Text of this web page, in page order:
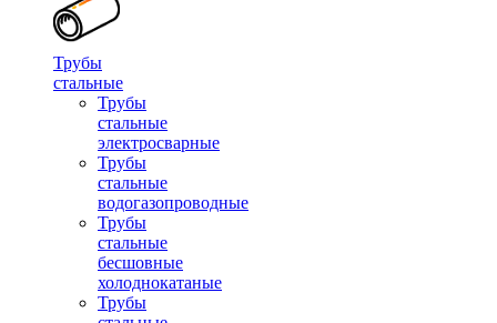
Трубы
стальные
Трубы
стальные
электросварные
Трубы
стальные
водогазопроводные
Трубы
стальные
бесшовные
холоднокатаные
Трубы